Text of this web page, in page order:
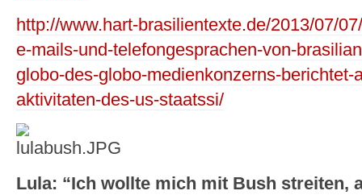
http://www.hart-brasilientexte.de/2013/07/
e-mails-und-telefongesprachen-von-
globo-des-globo-medienkonzerns-berichtet-
aktivitaten-des-us-staatssi/
Lula: “Ich wollte mich mit Bush streiten,